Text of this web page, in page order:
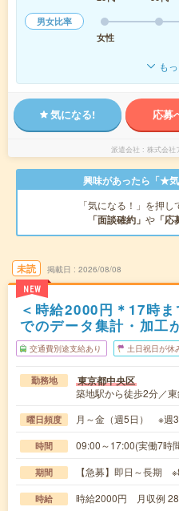
男女比率
女性
も
気になる! 応募
派遣会社 株式会社
興味があったら「★
「気になる！」を押
「面談確約」 や 「応
未読
NEW
掲載日 2026/08/08
＜時給2000円＊17時
でのデータ集計・加工
交通費別途支給あり 土日祝日が休
勤務地 東京都中央区
築地駅から徒歩2分／
曜日頻度 月～金（週5日） ※週
時間 09:00～17:00(実働7
期間 【急募】即日～長期
時給 時給2000円 月収例